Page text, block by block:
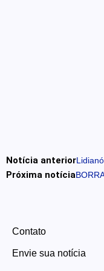
Notícia anterior
Próxima notícia
Contato
Envie sua notícia